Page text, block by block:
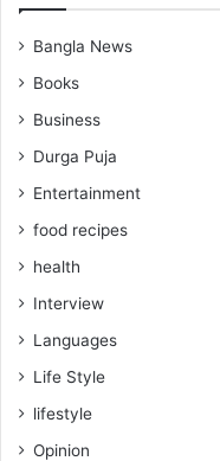
Bangla News
Books
Business
Durga Puja
Entertainment
food recipes
health
Interview
Languages
Life Style
lifestyle
Opinion